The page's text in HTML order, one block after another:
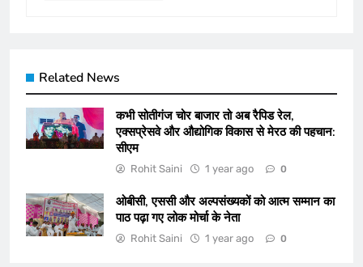
Related News
कभी सोतीगंज चोर बाजार तो अब रैपिड रेल,
एक्सप्रेसवे और औद्योगिक विकास से मेरठ की पहचान:
सीएम
Rohit Saini 1 year ago 0
ओबीसी, एससी और अल्पसंख्यकों को आत्म सम्मान का
पाठ पढ़ा गए लोक मोर्चा के नेता
Rohit Saini 1 year ago 0